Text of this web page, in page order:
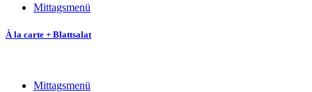
Mittagsmenü
À la carte + Blattsalat
Mittagsmenü